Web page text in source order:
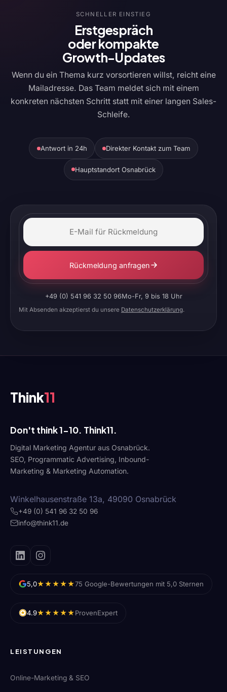
SCHNELLER EINSTIEG
Erstgespräch
oder kompakte
Growth-Updates
Wenn du ein Thema kurz vorsortieren willst, reicht eine
Mailadresse. Das Team meldet sich mit einem
konkreten nächsten Schritt statt mit einer langen Sales-
Schleife.
Antwort in 24h Direkter Kontakt zum Team
Hauptstandort Osnabrück
Rückmeldung anfragen
+49 (0) 541 96 32 50 96Mo-Fr, 9 bis 18 Uhr
Mit Absenden akzeptierst du unsere Datenschutzerklärung.
Think11
Don't think 1-10. Think11.
Digital Marketing Agentur aus Osnabrück.
SEO, Programmatic Advertising, Inbound-
Marketing & Marketing Automation.
Winkelhausenstraße 13a, 49090 Osnabrück
+49 (0) 541 96 32 50 96
info@think11.de
5,0★★★★★75 Google-Bewertungen mit 5,0 Sternen
4.9★★★★★ProvenExpert
LEISTUNGEN
Online-Marketing & SEO